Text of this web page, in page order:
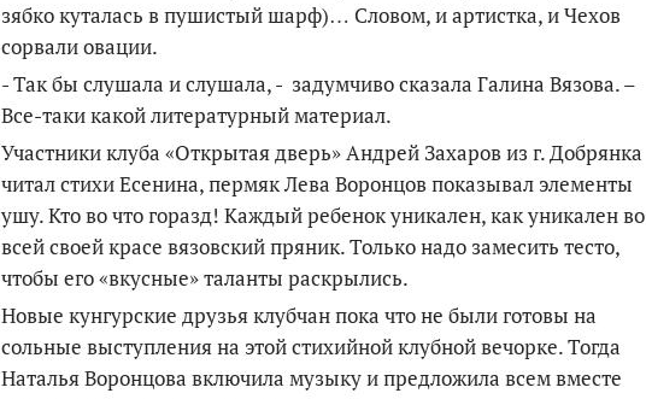
зябко куталась в пушистый шарф)… Словом, и артистка, и Чехов
сорвали овации.
- Так бы слушала и слушала, - задумчиво сказала Галина Вязова. –
Все-таки какой литературный материал.
Участники клуба «Открытая дверь» Андрей Захаров из г. Добрянка
читал стихи Есенина, пермяк Лева Воронцов показывал элементы
ушу. Кто во что горазд! Каждый ребенок уникален, как уникален во
всей своей красе вязовский пряник. Только надо замесить тесто,
чтобы его «вкусные» таланты раскрылись.
Новые кунгурские друзья клубчан пока что не были готовы на
сольные выступления на этой стихийной клубной вечорке. Тогда
Наталья Воронцова включила музыку и предложила всем вместе